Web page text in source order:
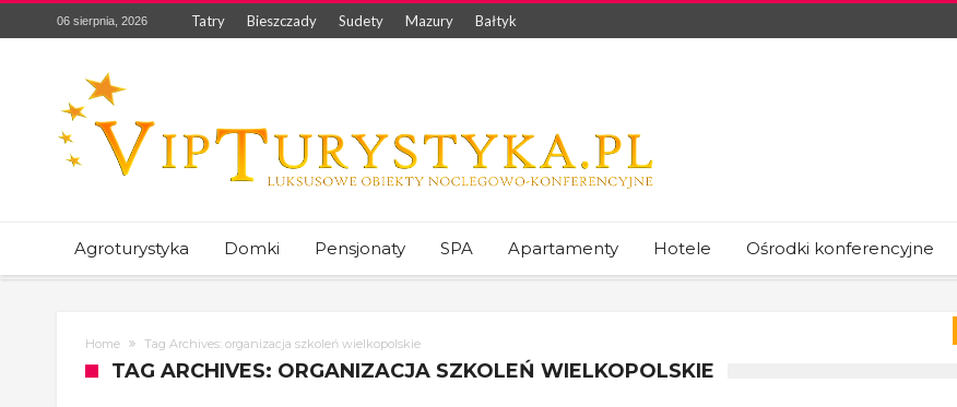
06 sierpnia, 2026 Tatry Bieszczady Sudety Mazury Bałtyk
Agroturystyka Domki Pensjonaty SPA Apartamenty Hotele Ośrodki konferencyjne
Home Tag Archives: organizacja szkoleń wielkopolskie
TAG ARCHIVES: ORGANIZACJA SZKOLEŃ WIELKOPOLSKIE